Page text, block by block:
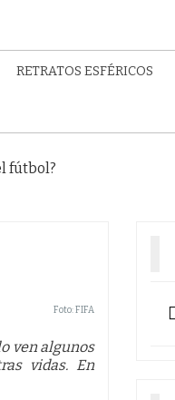
RETRATOS ESFÉRICOS
fútbol?
Foto: FIFA
ven algunos
vidas. En